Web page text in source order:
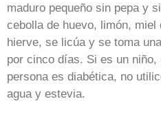
maduro pequeño sin pepa y
cebolla de huevo, limón, miel
hierve, se licúa y se toma
por cinco días. Si es un
persona es diabética, no
agua y estevia.